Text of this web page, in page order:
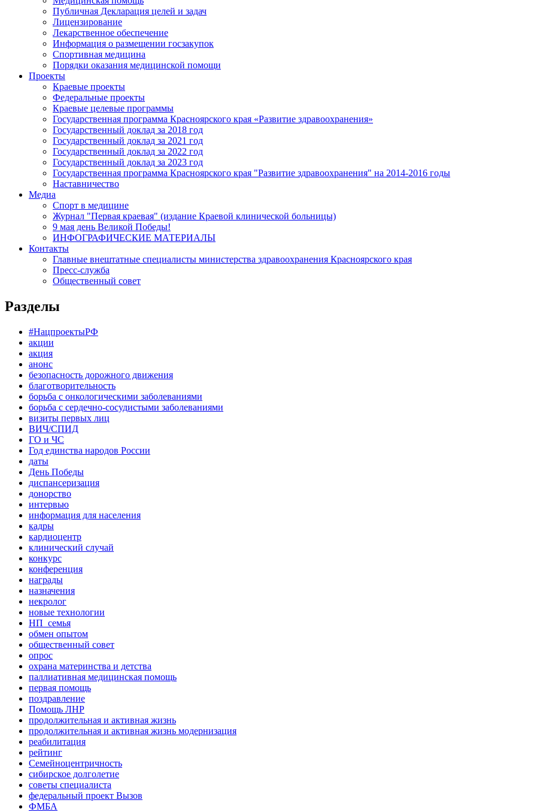
Публичная Декларация целей и задач
Лицензирование
Лекарственное обеспечение
Информация о размещении госзакупок
Спортивная медицина
Порядки оказания медицинской помощи
Проекты
Краевые проекты
Федеральные проекты
Краевые целевые программы
Государственная программа Красноярского края «Развитие здравоохранения»
Государственный доклад за 2018 год
Государственный доклад за 2021 год
Государственный доклад за 2022 год
Государственный доклад за 2023 год
Государственная программа Красноярского края "Развитие здравоохранения" на 2014-2016 годы
Наставничество
Медиа
Спорт в медицине
Журнал "Первая краевая" (издание Краевой клинической больницы)
9 мая день Великой Победы!
ИНФОГРАФИЧЕСКИЕ МАТЕРИАЛЫ
Контакты
Главные внештатные специалисты министерства здравоохранения Красноярского края
Пресс-служба
Общественный совет
Разделы
#НацпроектыРФ
акции
акция
анонс
безопасность дорожного движения
благотворительность
борьба с онкологическими заболеваниями
борьба с сердечно-сосудистыми заболеваниями
визиты первых лиц
ВИЧ/СПИД
ГО и ЧС
Год единства народов России
даты
День Победы
диспансеризация
донорство
интервью
информация для населения
кадры
кардиоцентр
клинический случай
конкурс
конференция
награды
назначения
некролог
новые технологии
НП_семья
обмен опытом
общественный совет
опрос
охрана материнства и детства
паллиативная медицинская помощь
первая помощь
поздравление
Помощь ЛНР
продолжительная и активная жизнь
продолжительная и активная жизнь модернизация
реабилитация
рейтинг
Семейноцентричность
сибирское долголетие
советы специалиста
федеральный проект Вызов
ФМБА